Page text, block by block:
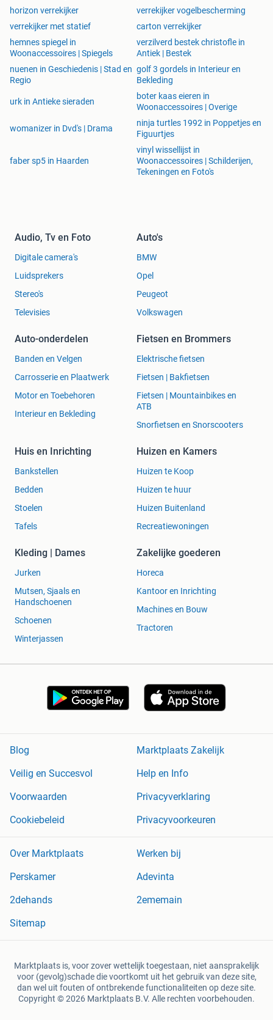
horizon verrekijker
verrekijker vogelbescherming
verrekijker met statief
carton verrekijker
hemnes spiegel in
Woonaccessoires | Spiegels
verzilverd bestek christofle in
Antiek | Bestek
nuenen in Geschiedenis | Stad en
Regio
golf 3 gordels in Interieur en
Bekleding
urk in Antieke sieraden
boter kaas eieren in
Woonaccessoires | Overige
womanizer in Dvd's | Drama
ninja turtles 1992 in Poppetjes en
Figuurtjes
faber sp5 in Haarden
vinyl wissellijst in
Woonaccessoires | Schilderijen,
Tekeningen en Foto's
Audio, Tv en Foto
Digitale camera's
Luidsprekers
Stereo's
Televisies
Auto's
BMW
Opel
Peugeot
Volkswagen
Auto-onderdelen
Banden en Velgen
Carrosserie en Plaatwerk
Motor en Toebehoren
Interieur en Bekleding
Fietsen en Brommers
Elektrische fietsen
Fietsen | Bakfietsen
Fietsen | Mountainbikes en
ATB
Snorfietsen en Snorscooters
Huis en Inrichting
Bankstellen
Bedden
Stoelen
Tafels
Huizen en Kamers
Huizen te Koop
Huizen te huur
Huizen Buitenland
Recreatiewoningen
Kleding | Dames
Jurken
Mutsen, Sjaals en
Handschoenen
Schoenen
Winterjassen
Zakelijke goederen
Horeca
Kantoor en Inrichting
Machines en Bouw
Tractoren
Blog
Marktplaats Zakelijk
Veilig en Succesvol
Help en Info
Voorwaarden
Privacyverklaring
Cookiebeleid
Privacyvoorkeuren
Over Marktplaats
Werken bij
Perskamer
Adevinta
2dehands
2ememain
Sitemap
Marktplaats is, voor zover wettelijk toegestaan, niet aansprakelijk
voor (gevolg)schade die voortkomt uit het gebruik van deze site,
dan wel uit fouten of ontbrekende functionaliteiten op deze site.
Copyright © 2026 Marktplaats B.V. Alle rechten voorbehouden.